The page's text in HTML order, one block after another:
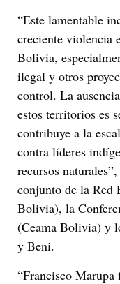
“Este lamentable
creciente violencia
Bolivia,
ilegal y otros
control. La
estos territorios es
contribuye a la
contra líderes
recursos
conjunto de la Red
Bolivia), la
(Ceama Bolivia) y
y Beni.
“Francisco Marupa